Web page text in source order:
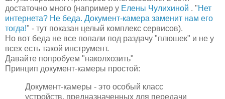
достаточно много (например у Елены Чулихиной . "Нет
интернета? Не беда. Документ-камера заменит нам его
тогда!" - тут показан целый комплекс сервисов).
Но вот беда не все попали под раздачу "плюшек" и не у
всех есть такой инструмент.
Давайте попробуем "наколхозить"
Принцип документ-камеры простой:
Документ-камеры - это особый класс
устройств, предназначенных для передачи